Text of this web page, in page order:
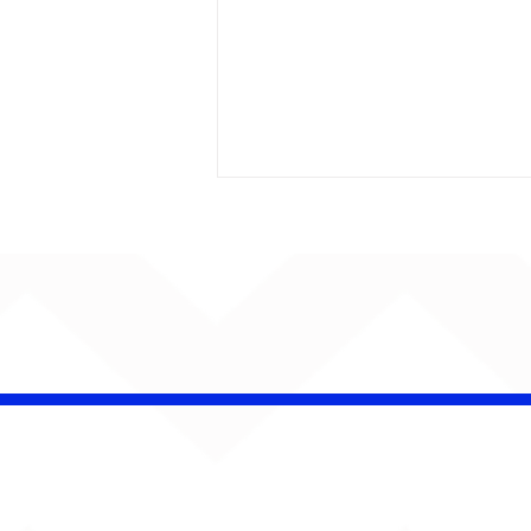
Bebé Pacheco e Ubandu